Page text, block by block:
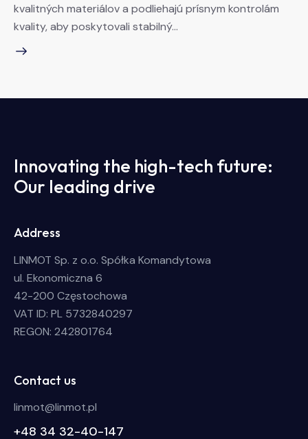
kvalitných materiálov a podliehajú prísnym kontrolám
kvality, aby poskytovali stabilný…
Innovating the high-tech future:
Our leading drive
Address
LINMOT Sp. z o.o. Spółka Komandytowa
ul. Ekonomiczna 6
42-200 Częstochowa
VAT ID: PL 5732840297
REGON: 242801764
Contact us
linmot@linmot.pl
+48 34 32-40-147